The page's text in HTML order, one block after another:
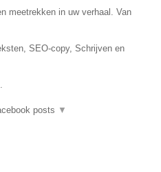
meetrekken in uw verhaal. Van
SEO-copy, Schrijven en
posts ▼